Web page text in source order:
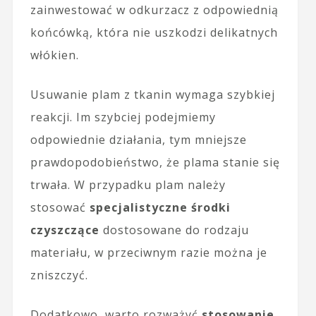
zainwestować w odkurzacz z odpowiednią
końcówką, która nie uszkodzi delikatnych
włókien.
Usuwanie plam z tkanin wymaga szybkiej
reakcji. Im szybciej podejmiemy
odpowiednie działania, tym mniejsze
prawdopodobieństwo, że plama stanie się
trwała. W przypadku plam należy
stosować specjalistyczne środki
czyszczące dostosowane do rodzaju
materiału, w przeciwnym razie można je
zniszczyć.